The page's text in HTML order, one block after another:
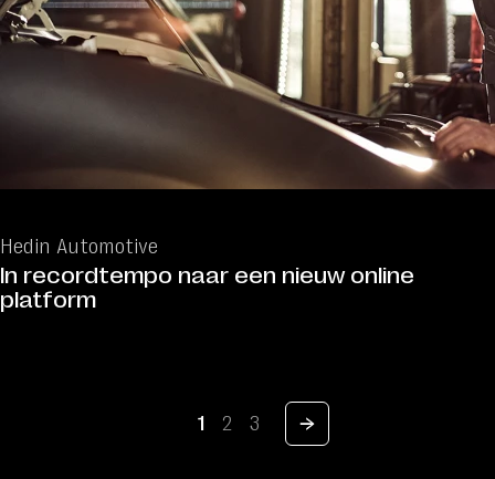
Hedin Automotive
In recordtempo naar een nieuw online
platform
1 2 3